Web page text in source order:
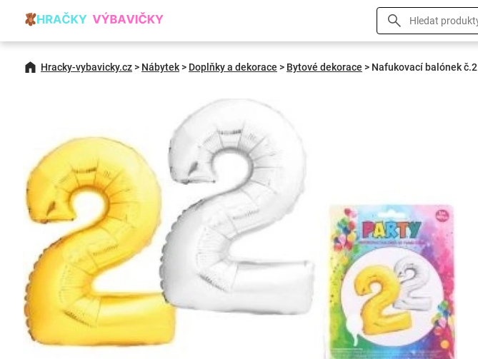
Hracky-vybavicky.cz> Nábytek> Doplňky a dekorace > Bytové dekorace > Nafukovací balónek č.2